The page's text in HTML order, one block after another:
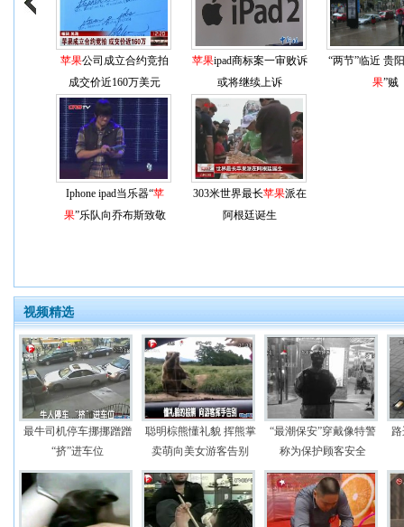
苹果公司成立合约竞拍
成交价近160万美元
苹果ipad商标案一审败诉
或将继续上诉
“两节”临近 贵
果”贼
Iphone ipad当乐器“苹
果”乐队向乔布斯致敬
303米世界最长苹果派在
阿根廷诞生
视频精选
最牛司机停车挪挪蹭蹭
“挤”进车位
聪明棕熊懂礼貌 挥熊掌
卖萌向美女游客告别
“最潮保安”穿戴像特警
称为保护顾客安全